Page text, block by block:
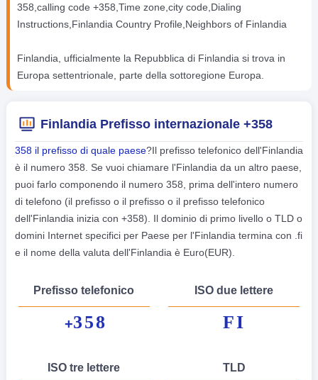
358,calling code +358,Time zone,city code,Dialing
Instructions,Finlandia Country Profile,Neighbors of Finlandia
Finlandia, ufficialmente la Repubblica di Finlandia si trova in
Europa settentrionale, parte della sottoregione Europa.
Finlandia Prefisso internazionale +358
358 il prefisso di quale paese?Il prefisso telefonico dell'Finlandia
è il numero 358. Se vuoi chiamare l'Finlandia da un altro paese,
puoi farlo componendo il numero 358, prima dell'intero numero
di telefono (il prefisso o il prefisso o il prefisso telefonico
dell'Finlandia inizia con +358). Il dominio di primo livello o TLD o
domini Internet specifici per Paese per l'Finlandia termina con .fi
e il nome della valuta dell'Finlandia è Euro(EUR).
Prefisso telefonico
+358
ISO due lettere
FI
ISO tre lettere TLD